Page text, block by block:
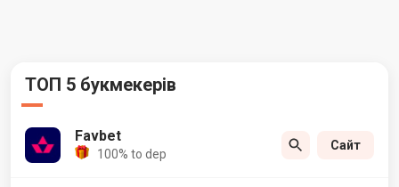
ТОП 5 букмекерів
Favbet
100% to dep
Сайт